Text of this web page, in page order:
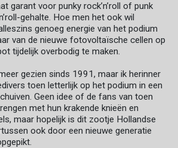
garant voor punky rock’n’roll of punk
gehalte. Hoe men het ook wil
genoeg energie van het podium
van de nieuwe fotovoltaïsche cellen op
tijdelijk overbodig te maken.
gezien sinds 1991, maar ik herinner
toen letterlijk op het podium in een
Geen idee of de fans van toen
met hun krakende knieën en
maar hopelijk is dit zootje Hollandse
ook door een nieuwe generatie